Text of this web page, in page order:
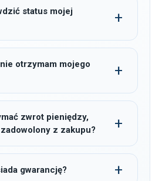
status mojej
otrzymam mojego
zwrot pieniędzy,
z zakupu?
gwarancję?